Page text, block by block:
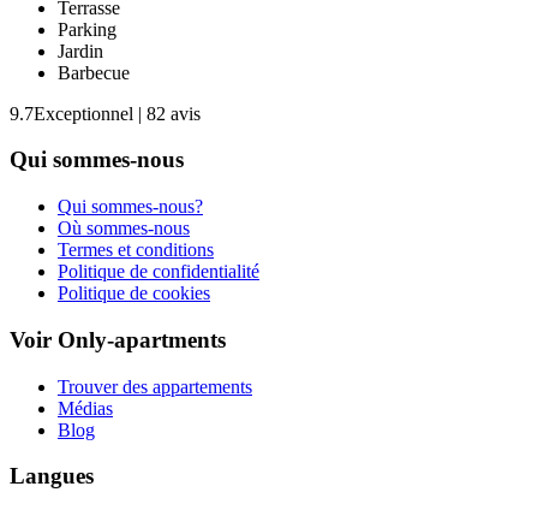
Terrasse
Parking
Jardin
Barbecue
9.7Exceptionnel | 82 avis
Qui sommes-nous
Qui sommes-nous?
Où sommes-nous
Termes et conditions
Politique de confidentialité
Politique de cookies
Voir Only-apartments
Trouver des appartements
Médias
Blog
Langues